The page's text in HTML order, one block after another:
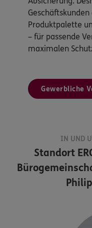
Produktpalette
– für passende
maximalen
Gewerbliche
IN UND
Standort